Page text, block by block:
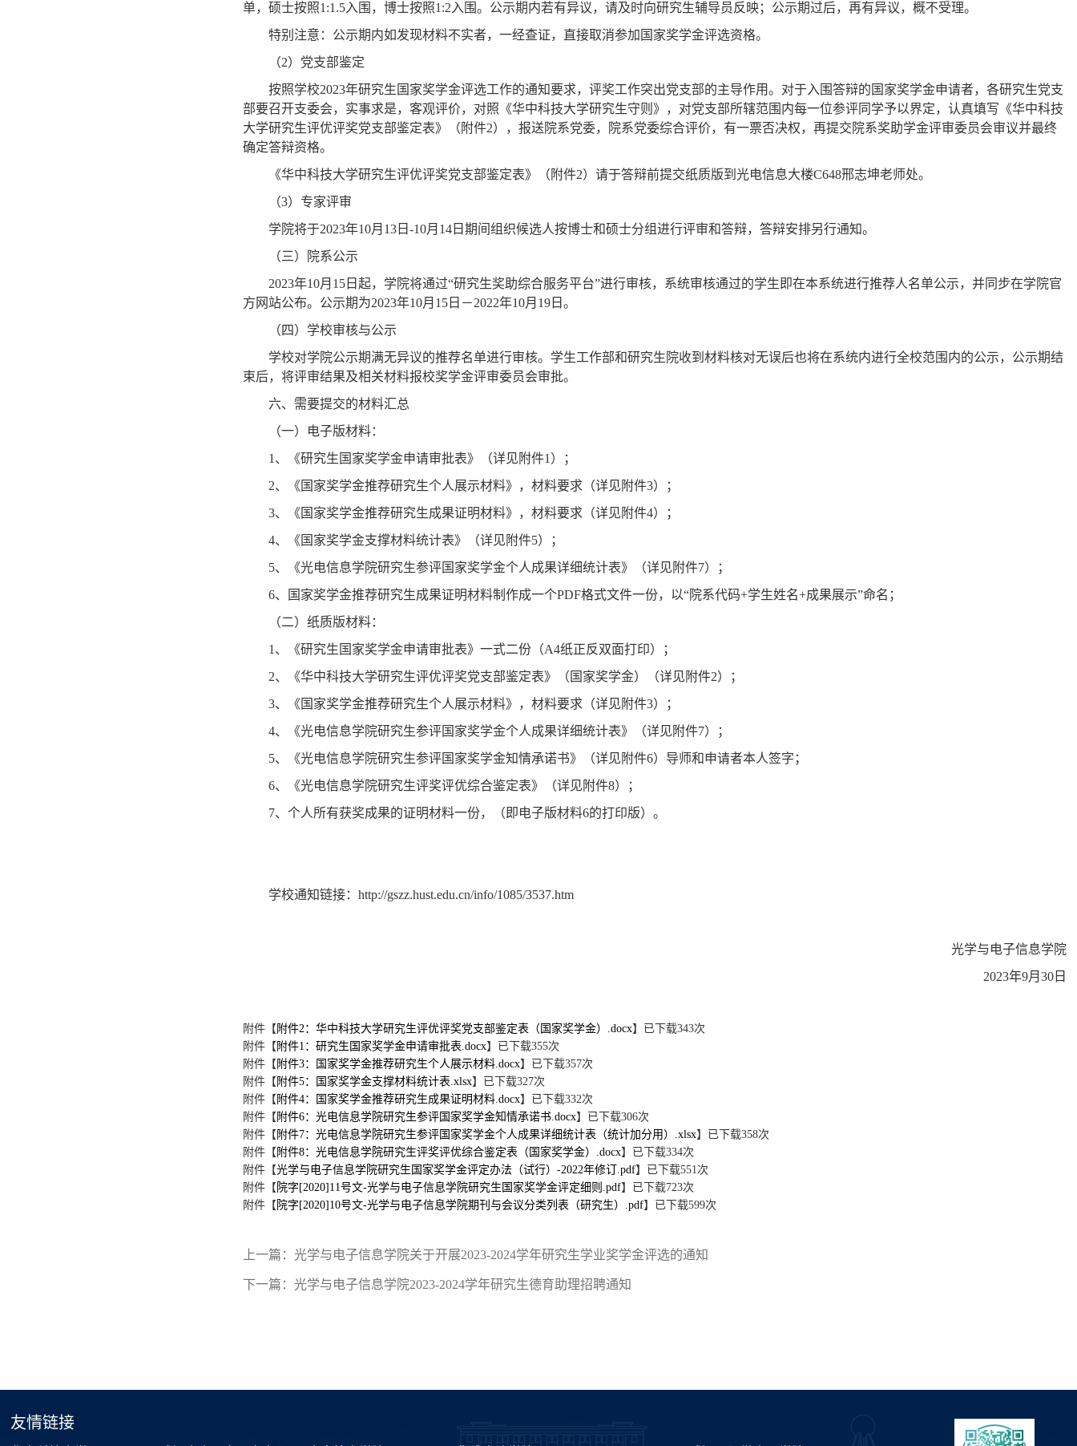
单，硕士按照1:1.5入围，博士按照1:2 入围。公示期内若有异议，请及时向研究生辅导员反映；公示期过后，再有异议，概不受理。
特别注意：公示期内如发现材料不实者，一经查证，直接取消参加国家奖学金评选资格。
（2）党支部鉴定
按照学校2023年研究生国家奖学金评选工作的通知要求，评奖工作突出党支部的主导作用。对于入围答辩的国家奖学金申请者，各研究生党支
部要召开支委会，实事求是，客观评价，对照《华中科技大学研究生守则》，对党支部所辖范围内每一位参评同学予以界定，认真填写《华中科技
大学研究生评优评奖党支部鉴定表》（附件2），报送院系党委，院系党委综合评价，有一票否决权，再提交院系奖助学金评审委员会审议并最终
确定答辩资格。
《华中科技大学研究生评优评奖党支部鉴定表》（附件2）请于答辩前提交纸质版到光电信息大楼C648邢志坤老师处。
（3）专家评审
学院将于2023年10月 13 日-10月 14 日期间组织候选人按博士和硕士分组进行评审和答辩，答辩安排另行通知。
（三）院系公示
2023年10月 15 日起，学院将通过“研究生奖助综合服务平台”进行审核，系统审核通过的学生即在本系统进行推荐人名单公示，并同步在学院官
方网站公布。公示期为2023年10月 15 日－2022年10月 19 日。
（四）学校审核与公示
学校对学院公示期满无异议的推荐名单进行审核。学生工作部和研究生院收到材料核对无误后也将在系统内进行全校范围内的公示，公示期结
束后，将评审结果及相关材料报校奖学金评审委员会审批。
六、需要提交的材料汇总
（一）电子版材料：
1 、《研究生国家奖学金申请审批表》（详见附件1 ）；
2、《国家奖学金推荐研究生个人展示材料》，材料要求（详见附件3）；
3、《国家奖学金推荐研究生成果证明材料》，材料要求（详见附件4）；
4、《国家奖学金支撑材料统计表》（详见附件5）；
5、《光电信息学院研究生参评国家奖学金个人成果详细统计表》（详见附件7）；
6、国家奖学金推荐研究生成果证明材料制作成一个PDF格式文件一份，以“院系代码+学生姓名+成果展示”命名；
（二）纸质版材料：
1 、《研究生国家奖学金申请审批表》一式二份（A4纸正反双面打印）；
2、《华中科技大学研究生评优评奖党支部鉴定表》（国家奖学金）（详见附件2）；
3、《国家奖学金推荐研究生个人展示材料》，材料要求（详见附件3）；
4、《光电信息学院研究生参评国家奖学金个人成果详细统计表》（详见附件7）；
5、《光电信息学院研究生参评国家奖学金知情承诺书》（详见附件6）导师和申请者本人签字；
6、《光电信息学院研究生评奖评优综合鉴定表》（详见附件8）；
7、个人所有获奖成果的证明材料一份，（即电子版材料6的打印版）。
学校通知链接：http://gszz.hust.edu.cn/info/1085/3537.htm
光学与电子信息学院
2023年9月 30日
附件【 附件2：华中科技大学研究生评优评奖党支部鉴定表（国家奖学金）.docx】已下载343次
附件【 附件1：研究生国家奖学金申请审批表.docx】已下载355次
附件【 附件3：国家奖学金推荐研究生个人展示材料.docx】已下载357次
附件【 附件5：国家奖学金支撑材料统计表.xlsx】已下载327次
附件【 附件4：国家奖学金推荐研究生成果证明材料.docx】已下载332次
附件【 附件6：光电信息学院研究生参评国家奖学金知情承诺书.docx】已下载306次
附件【 附件7：光电信息学院研究生参评国家奖学金个人成果详细统计表（统计加分用）.xlsx】已下载358次
附件【 附件8：光电信息学院研究生评奖评优综合鉴定表（国家奖学金）.docx】已下载334次
附件【光学与电子信息学院研究生国家奖学金评定办法（试行）-2022年修订.pdf】已下载551次
附件【 院字[2020]11号文-光学与电子信息学院研究生国家奖学金评定细则.pdf】已下载723次
附件【 院字[2020]10号文-光学与电子信息学院期刊与会议分类列表（研究生）.pdf】已下载599次
上一篇： 光学与电子信息学院关于开展2023-2024学年研究生学业奖学金评选的通知
下一篇： 光学与电子信息学院2023-2024学年研究生德育助理招聘通知
友情链接